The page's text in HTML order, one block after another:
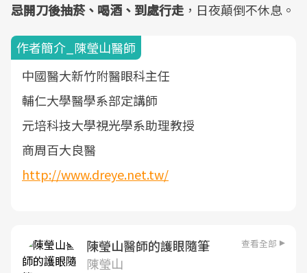
忌開刀後抽菸、喝酒、到處行走，日夜顛倒不休息。
作者簡介_陳瑩山醫師
中國醫大新竹附醫眼科主任
輔仁大學醫學系部定講師
元培科技大學視光學系助理教授
商周百大良醫
http://www.dreye.net.tw/
陳瑩山醫師的護眼隨筆 查看全部
陳瑩山